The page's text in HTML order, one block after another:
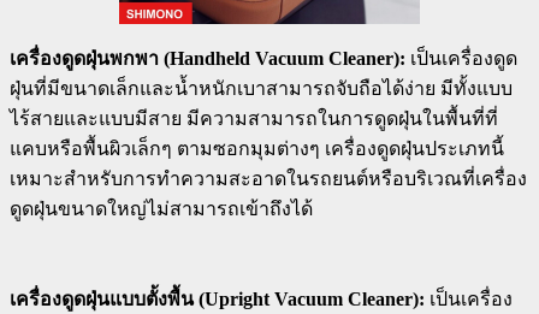
เครื่องดูดฝุ่นพกพา (Handheld Vacuum Cleaner): เป็นเครื่องดูด
ฝุ่นที่มีขนาดเล็กและน้ำหนักเบาสามารถจับถือได้ง่าย มีทั้งแบบ
ไร้สายและแบบมีสาย มีความสามารถในการดูดฝุ่นในพื้นที่ที่
แคบหรือพื้นผิวเล็กๆ ตามซอกมุมต่างๆ เครื่องดูดฝุ่นประเภทนี้
เหมาะสำหรับการทำความสะอาดในรถยนต์หรือบริเวณที่เครื่อง
ดูดฝุ่นขนาดใหญ่ไม่สามารถเข้าถึงได้
เครื่องดูดฝุ่นแบบตั้งพื้น (Upright Vacuum Cleaner): เป็นเครื่อง